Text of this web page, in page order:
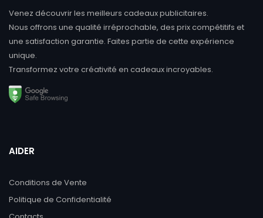
Venez découvrir les meilleurs cadeaux publicitaires.
Nous offrons une qualité irréprochable, des prix compétitifs et
une satisfaction garantie. Faites partie de cette expérience
unique.
Transformez votre créativité en cadeaux incroyables.
AIDER
Conditions de Vente
Politique de Confidentialité